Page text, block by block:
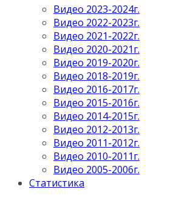
Видео 2023-2024г.
Видео 2022-2023г.
Видео 2021-2022г.
Видео 2020-2021г.
Видео 2019-2020г.
Видео 2018-2019г.
Видео 2016-2017г.
Видео 2015-2016г.
Видео 2014-2015г.
Видео 2012-2013г.
Видео 2011-2012г.
Видео 2010-2011г.
Видео 2005-2006г.
Статистика